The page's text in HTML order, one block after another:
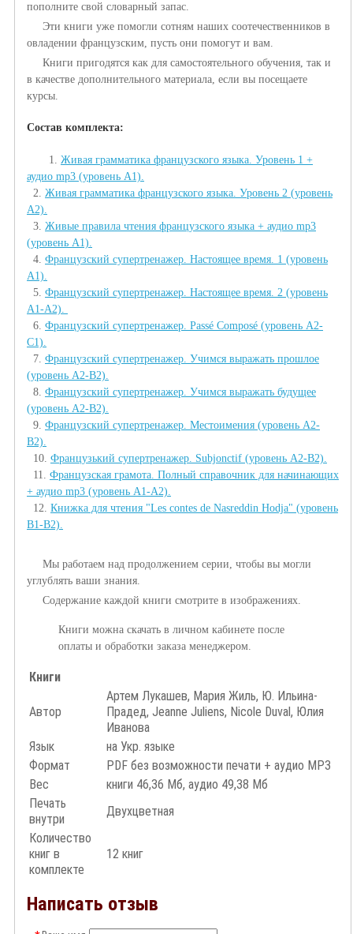
пополните свой словарный запас.
Эти книги уже помогли сотням наших соотечественников в
овладении французским, пусть они помогут и вам.
Книги пригодятся как для самостоятельного обучения, так и
в качестве дополнительного материала, если вы посещаете
курсы.
Состав комплекта:
1. Живая грамматика французского языка. Уровень 1 +
аудио mp3 (уровень А1).
2. Живая грамматика французского языка. Уровень 2 (уровень
А2).
3. Живые правила чтения французского языка + аудио mp3
(уровень А1).
4. Французский супертренажер. Настоящее время. 1 (уровень
А1).
5. Французский супертренажер. Настоящее время. 2 (уровень
А1-А2).
6. Французский супертренажер. Passé Composé (уровень А2-
С1).
7. Французский супертренажер. Учимся выражать прошлое
(уровень А2-В2).
8. Французский супертренажер. Учимся выражать будущее
(уровень А2-В2).
9. Французский супертренажер. Местоимения (уровень А2-
В2).
10. Французький супертренажер. Subjonctif (уровень А2-В2).
11. Французская грамота. Полный справочник для начинающих
+ аудио mp3 (уровень А1-А2).
12. Книжка для чтения "Les contes de Nasreddin Hodja" (уровень
В1-В2).
Мы работаем над продолжением серии, чтобы вы могли
углублять ваши знания.
Содержание каждой книги смотрите в изображениях.
Книги можна скачать в личном кабинете после
оплаты и обработки заказа менеджером.
Книги
Автор
Артем Лукашев, Мария Жиль, Ю. Ильина-
Прадед, Jeanne Juliens, Nicole Duval, Юлия
Иванова
Язык
на Укр. языке
Формат
PDF без возможности печати + аудио MP3
Вес
книги 46,36 Мб, аудио 49,38 Мб
Печать
внутри
Двухцветная
Количество
книг в
комплекте
12 книг
Написать отзыв